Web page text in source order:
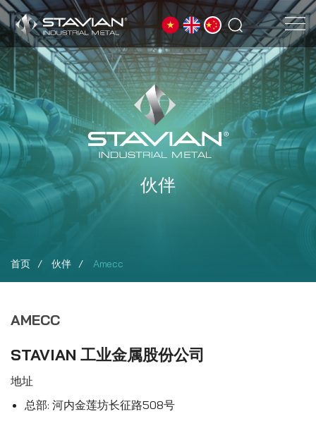
首页 伙伴 Amecc
伙伴
AMECC
STAVIAN 工业金属股份公司
地址
总部: 河内金莲坊长征路508号